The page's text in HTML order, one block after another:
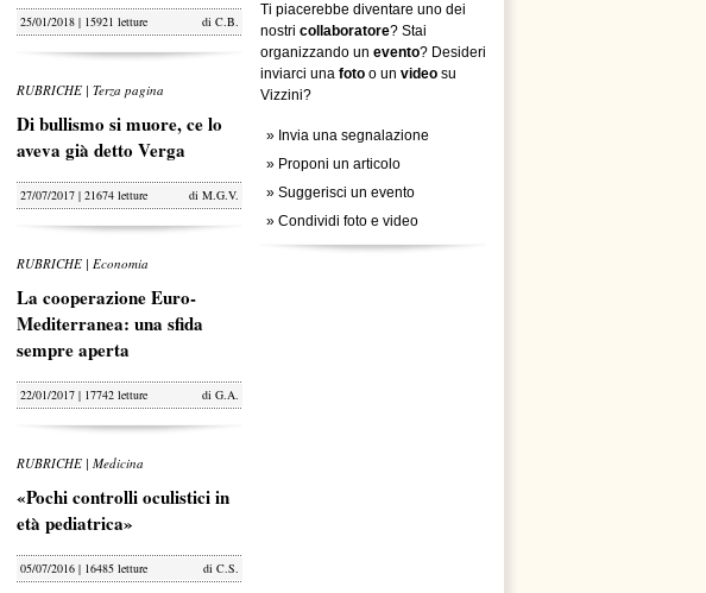
25/01/2018 | 15921 letture di C.B.
RUBRICHE | Terza pagina
Di bullismo si muore, ce lo
aveva già detto Verga
27/07/2017 | 21674 letture di M.G.V.
RUBRICHE | Economia
La cooperazione Euro-
Mediterranea: una sfida
sempre aperta
22/01/2017 | 17742 letture di G.A.
RUBRICHE | Medicina
«Pochi controlli oculistici in
età pediatrica»
05/07/2016 | 16485 letture di C.S.
Ti piacerebbe diventare uno dei
nostri collaboratore? Stai
organizzando un evento? Desideri
inviarci una foto o un video su
Vizzini?
» Invia una segnalazione
» Proponi un articolo
» Suggerisci un evento
» Condividi foto e video